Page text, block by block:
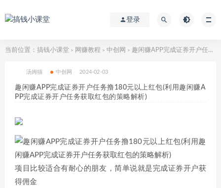
登录
当前位置： 搞钱小课堂 > 网赚教程 > 中创网 > 趣闲赚APP完成证券开户任务撸180元以上红包(利用趣闲赚APP完成证券开户任务获取红包的策略解析)
汤姆猫 中创网 2024-02-03
趣闲赚APP完成证券开户任务撸180元以上红包(利用趣闲赚A
PP完成证券开户任务获取红包的策略解析)
项目比较适合有耐心的朋友，简单说就是完成证券开户获
得佣金